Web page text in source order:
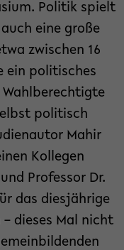
Politik spielt
eine große
zwischen 16
ein politisches
Wahlberechtigte
politisch
Mahir
Kollegen
Professor Dr.
das diesjährige
dieses Mal nicht